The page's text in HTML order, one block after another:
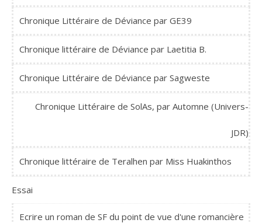
Chronique Littéraire de Déviance par GE39
Chronique littéraire de Déviance par Laetitia B.
Chronique Littéraire de Déviance par Sagweste
Chronique Littéraire de SolAs, par Automne (Univers-
JDR)
Chronique littéraire de Teralhen par Miss Huakinthos
Essai
Ecrire un roman de SF du point de vue d'une romancière